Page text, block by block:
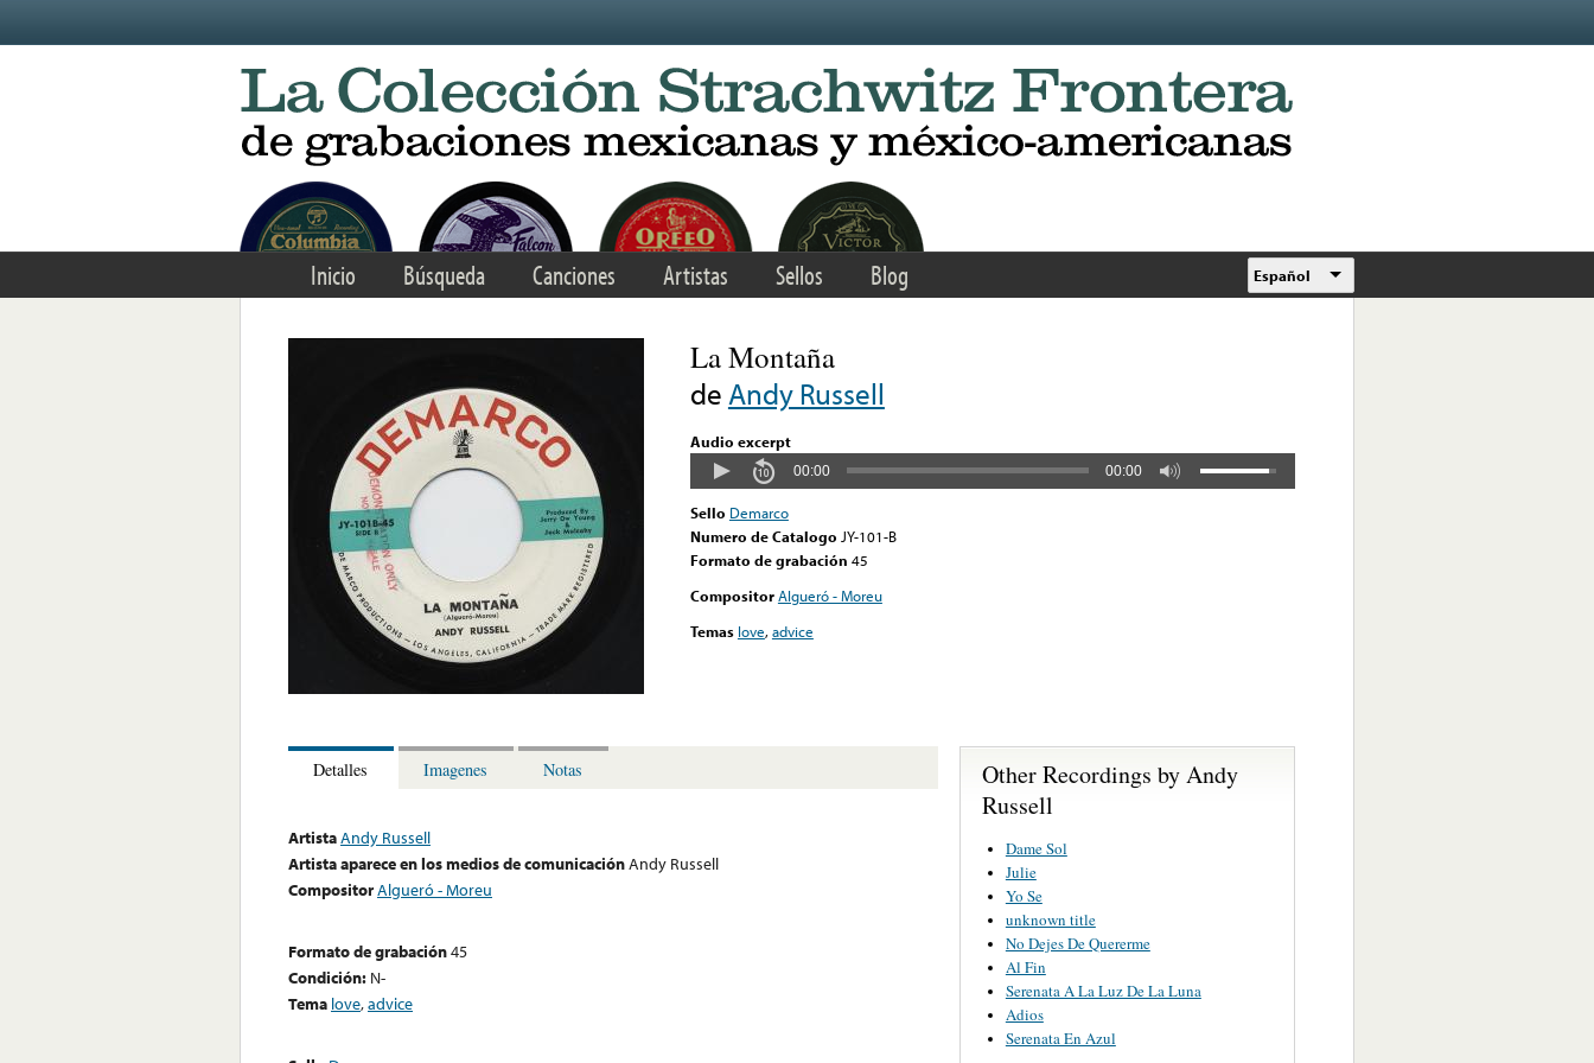
Inicio Búsqueda Canciones Artistas Sellos Blog Español
La Montaña
de Andy Russell
Audio excerpt
00:00 00:00
Sello Demarco
Numero de Catalogo JY-101-B
Formato de grabación 45
CompositorAlgueró - Moreu
Temas love,advice
Detalles Imagenes Notas
ArtistaAndy Russell
Artista aparece en los medios de comunicaciónAndy Russell
CompositorAlgueró - Moreu
Formato de grabación45
Condición: N-
Tema love,advice
Other Recordings by Andy
Russell
Dame Sol
Julie
Yo Se
unknown title
No Dejes De Quererme
Al Fin
Serenata A La Luz De La Luna
Adios
Serenata En Azul